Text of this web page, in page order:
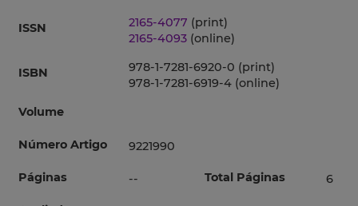
ISSN 2165-4077 (print)
2165-4093 (online)
ISBN
978-1-7281-6920-0 (print)
978-1-7281-6919-4 (online)
Volume
Número Artigo 9221990
Páginas -- Total Páginas 6